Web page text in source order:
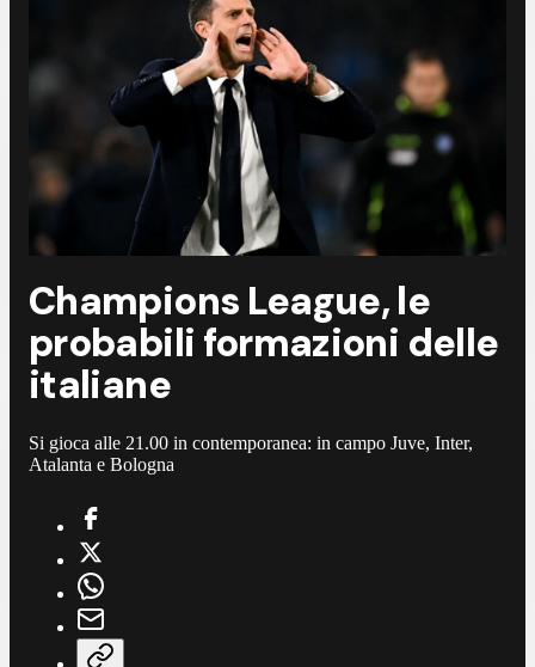
Champions League, le
probabili formazioni delle
italiane
Si gioca alle 21.00 in contemporanea: in campo Juve, Inter,
Atalanta e Bologna